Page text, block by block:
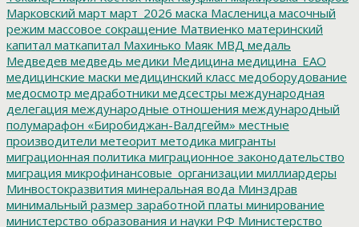
Марковский март март_2026 маска Масленица масочный
режим массовое сокращение Матвиенко материнский
капитал маткапитал Махинько Маяк МВД медаль
Медведев медведь медики Медицина медицина_ЕАО
медицинские маски медицинский класс медоборудование
медосмотр медработники медсестры международная
делегация международные отношения международный
полумарафон «Биробиджан-Валдгейм» местные
производители метеорит методика мигранты
миграционная политика миграционное законодательство
миграция микрофинансовые_организации миллиардеры
Минвостокразвития минеральная вода Минздрав
минимальный размер заработной платы минирование
министерство образования и науки РФ Министерство